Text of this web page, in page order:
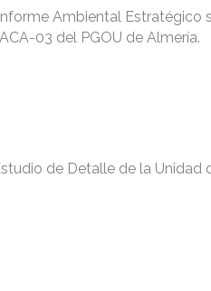
Ambiental Estratégico
03 del PGOU de Almería.
de Detalle de la Unidad